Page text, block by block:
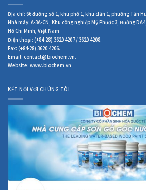
Địa chỉ: 66 đường số 1, khu phố 1, khu dân 1, phường Tân
Nhà máy: A-3A-CN, Khu công nghiệp Mỹ Phước 3, Đường
Hồ Chi Minh, Việt Nam
Điện thoại: (+84-28) 3620 4207 / 3620 4208.
Fax: (+84-28) 3620 4206.
Email: contact@biochem.vn.
Website: www.biochem.vn
KẾT NỐI VỚI CHÚNG TÔI